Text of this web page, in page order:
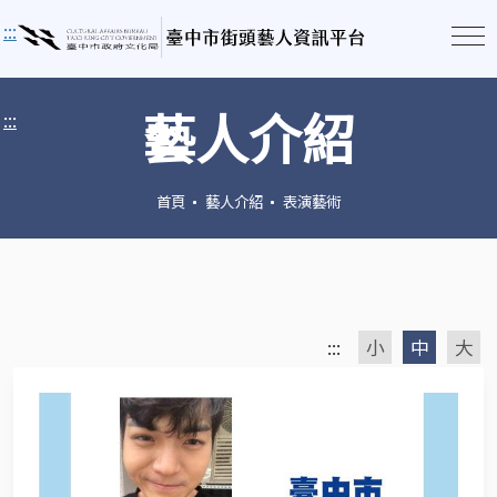
:::
::: 藝人介紹
首頁 藝人介紹 表演藝術
::: 小 中 大